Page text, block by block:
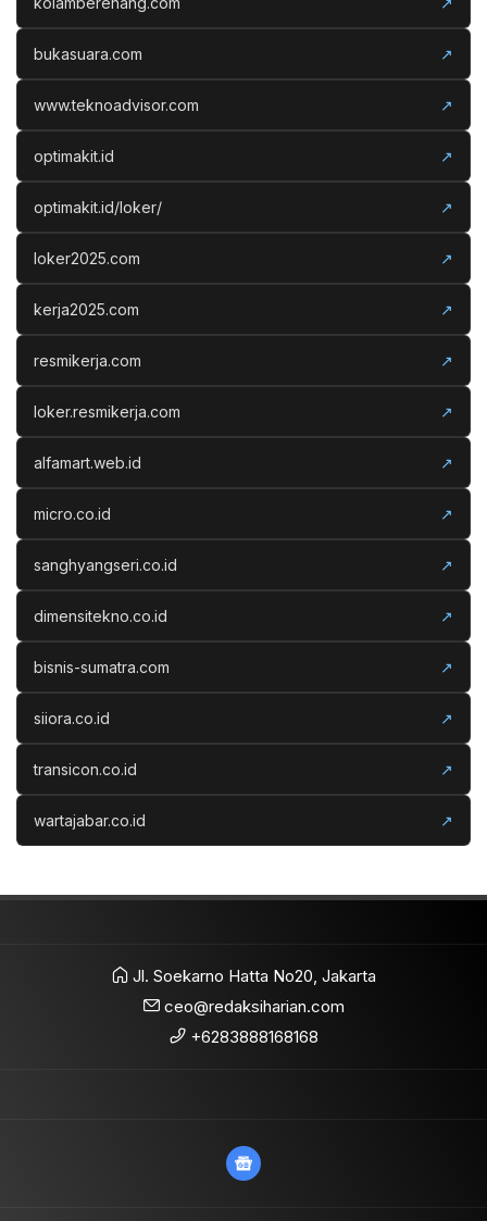
bukasuara.com ↗
www.teknoadvisor.com ↗
optimakit.id ↗
optimakit.id/loker/ ↗
loker2025.com ↗
kerja2025.com ↗
resmikerja.com ↗
loker.resmikerja.com ↗
alfamart.web.id ↗
micro.co.id ↗
sanghyangseri.co.id ↗
dimensitekno.co.id ↗
bisnis-sumatra.com ↗
siiora.co.id ↗
transicon.co.id ↗
wartajabar.co.id ↗
Jl. Soekarno Hatta No20, Jakarta
ceo@redaksiharian.com
+6283888168168